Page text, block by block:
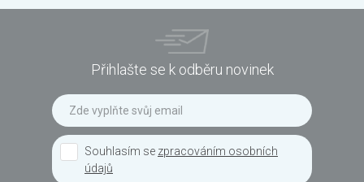
Přihlašte se k odběru novinek
Souhlasím se zpracováním osobních
údajů